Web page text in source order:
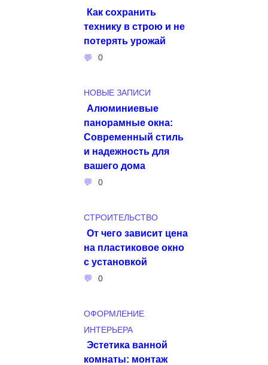
Как сохранить
технику в строю и не
потерять урожай
0
НОВЫЕ ЗАПИСИ
Алюминиевые
панорамные окна:
Современный стиль
и надежность для
вашего дома
0
СТРОИТЕЛЬСТВО
От чего зависит цена
на пластиковое окно
с установкой
0
ОФОРМЛЕНИЕ
ИНТЕРЬЕРА
Эстетика ванной
комнаты: монтаж